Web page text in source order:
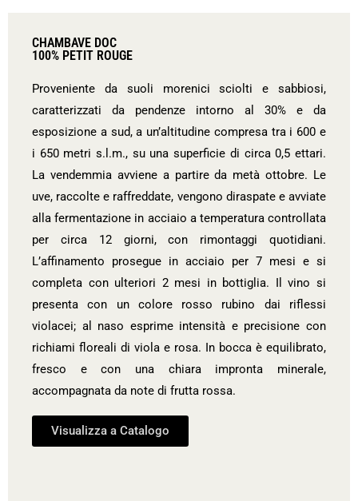
CHAMBAVE DOC
100% PETIT ROUGE
Proveniente da suoli morenici sciolti e sabbiosi,
caratterizzati da pendenze intorno al 30% e da
esposizione a sud, a un’altitudine compresa tra i 600 e
i 650 metri s.l.m., su una superficie di circa 0,5 ettari.
La vendemmia avviene a partire da metà ottobre. Le
uve, raccolte e raffreddate, vengono diraspate e avviate
alla fermentazione in acciaio a temperatura controllata
per circa 12 giorni, con rimontaggi quotidiani.
L’affinamento prosegue in acciaio per 7 mesi e si
completa con ulteriori 2 mesi in bottiglia. Il vino si
presenta con un colore rosso rubino dai riflessi
violacei; al naso esprime intensità e precisione con
richiami floreali di viola e rosa. In bocca è equilibrato,
fresco e con una chiara impronta minerale,
accompagnata da note di frutta rossa.
Visualizza a Catalogo